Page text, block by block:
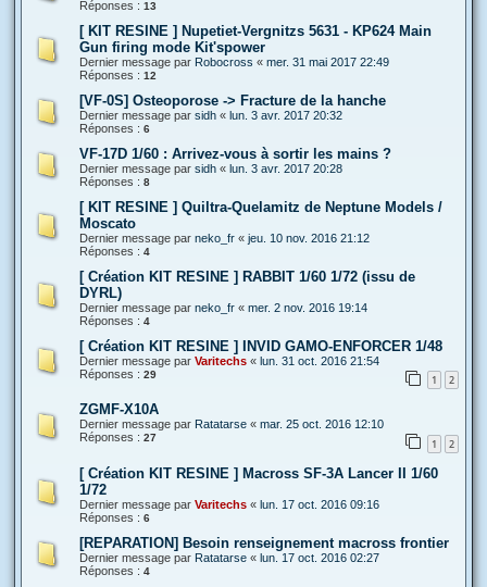
Réponses : 13
[ KIT RESINE ] Nupetiet-Vergnitzs 5631 - KP624 Main
Gun firing mode Kit'spower
Dernier message par Robocross « mer. 31 mai 2017 22:49
Réponses : 12
[VF-0S] Osteoporose -> Fracture de la hanche
Dernier message par sidh « lun. 3 avr. 2017 20:32
Réponses : 6
VF-17D 1/60 : Arrivez-vous à sortir les mains ?
Dernier message par sidh « lun. 3 avr. 2017 20:28
Réponses : 8
[ KIT RESINE ] Quiltra-Quelamitz de Neptune Models /
Moscato
Dernier message par neko_fr « jeu. 10 nov. 2016 21:12
Réponses : 4
[ Création KIT RESINE ] RABBIT 1/60 1/72 (issu de
DYRL)
Dernier message par neko_fr « mer. 2 nov. 2016 19:14
Réponses : 4
[ Création KIT RESINE ] INVID GAMO-ENFORCER 1/48
Dernier message par Varitechs « lun. 31 oct. 2016 21:54
Réponses : 29 1 2
ZGMF-X10A
Dernier message par Ratatarse « mar. 25 oct. 2016 12:10
Réponses : 27 1 2
[ Création KIT RESINE ] Macross SF-3A Lancer II 1/60
1/72
Dernier message par Varitechs « lun. 17 oct. 2016 09:16
Réponses : 6
[REPARATION] Besoin renseignement macross frontier
Dernier message par Ratatarse « lun. 17 oct. 2016 02:27
Réponses : 4